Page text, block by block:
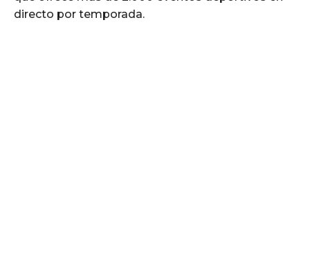
directo por temporada.